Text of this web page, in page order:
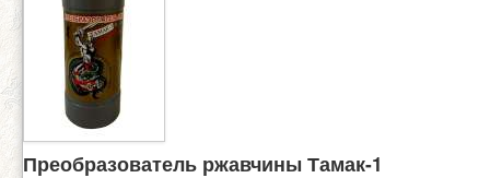
Преобразователь ржавчины Тамак-1